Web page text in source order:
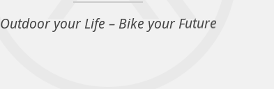
Outdoor your Life – Bike your Future